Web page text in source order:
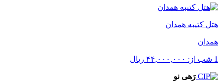
هتل کتیبه همدان
همدان
1 شب از: ۴۴,۰۰۰,۰۰۰ ریال
رَهی نو